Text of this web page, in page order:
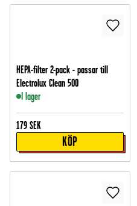
HEPA-filter 2-pack - passar till
Electrolux Clean 500
I lager
179 SEK
KÖP